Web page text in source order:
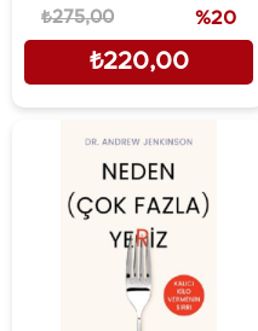
₺220,00
₺275,00 %20